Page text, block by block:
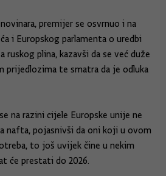
premijer se osvrnuo i na
i Europskog parlamenta o uredbi
ruskog plina, kazavši da se već duže
prijedlozima te smatra da je odluka
na razini cijele Europske unije ne
nafta, pojasnivši da oni koji u ovom
to još uvijek čine u nekim
će prestati do 2026.